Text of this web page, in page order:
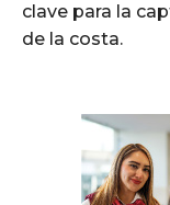
clave para la
de la costa.